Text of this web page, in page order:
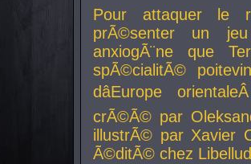
Pour attaquer le
prÃ©senter un
anxiogÃ¨ne que
spÃ©cialitÃ©
dâEurope
crÃ©Ã© par
illustrÃ© par Xavier
Ã©ditÃ© chez